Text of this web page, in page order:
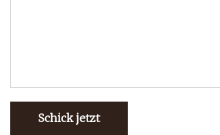
Schick jetzt